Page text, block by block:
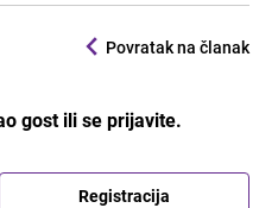
Povratak na članak
gost ili se prijavite.
Registracija